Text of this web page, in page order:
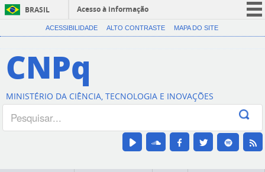
BRASIL
Acesso à informação
CORONAVÍRUS (COVID-19)
Canais
ACESSIBILIDADE ALTO CONTRASTE MAPA DO SITE
CNPq
MINISTÉRIO DA CIÊNCIA, TECNOLOGIA E INOVAÇÕES